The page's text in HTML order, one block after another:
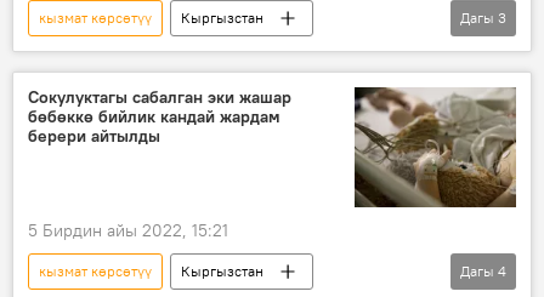
кызмат көрсөтүү
Кыргызстан
Санариптик өнүктүрүү министрлиги
Калкты тейлөө борбору
кызмат
Дагы 3
Сокулуктагы сабалган эки жашар
бөбөккө бийлик кандай жардам
берери айтылды
5 Бирдин айы 2022, 15:21
кызмат көрсөтүү
Кыргызстан
Дагы 4